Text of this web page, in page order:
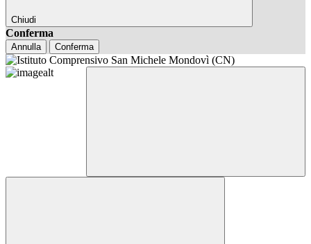
Chiudi
Conferma
Annulla Conferma